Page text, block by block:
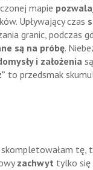
mapie
Upływający czas
granic, podczas
są na próbę.
i założenia
to przedsmak
skompletowałam tę,
zachwyt tylko się